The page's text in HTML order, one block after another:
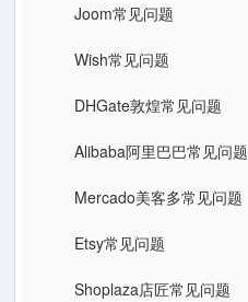
Joom常见问题
Wish常见问题
DHGate敦煌常见问题
Alibaba阿里巴巴常见问题
Mercado美客多常见问题
Etsy常见问题
Shoplaza店匠常见问题